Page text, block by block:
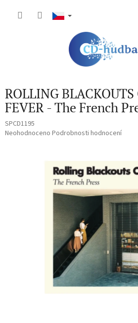
ROLLING BLACKOUTS
FEVER - The French
SPCD1195
Průměrné
Neohodnoceno Podrobnosti hodnocení